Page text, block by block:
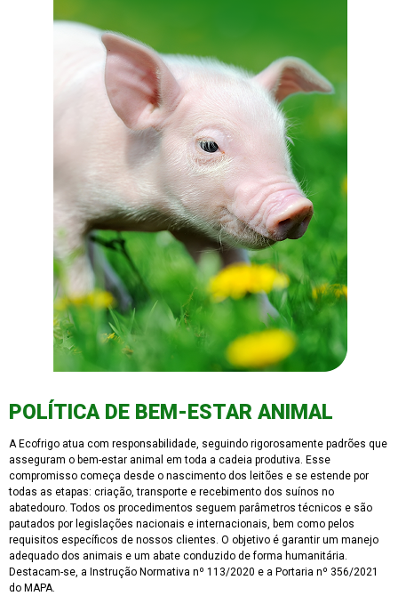
POLÍTICA DE BEM-ESTAR ANIMAL
A Ecofrigo atua com responsabilidade, seguindo rigorosamente padrões que
asseguram o bem-estar animal em toda a cadeia produtiva. Esse
compromisso começa desde o nascimento dos leitões e se estende por
todas as etapas: criação, transporte e recebimento dos suínos no
abatedouro. Todos os procedimentos seguem parâmetros técnicos e são
pautados por legislações nacionais e internacionais, bem como pelos
requisitos específicos de nossos clientes. O objetivo é garantir um manejo
adequado dos animais e um abate conduzido de forma humanitária.
Destacam-se, a Instrução Normativa nº 113/2020 e a Portaria nº 356/2021
do MAPA.